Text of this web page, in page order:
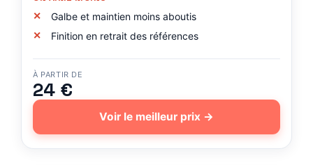
Galbe et maintien moins aboutis
Finition en retrait des références
À PARTIR DE
24 €
Voir le meilleur prix →